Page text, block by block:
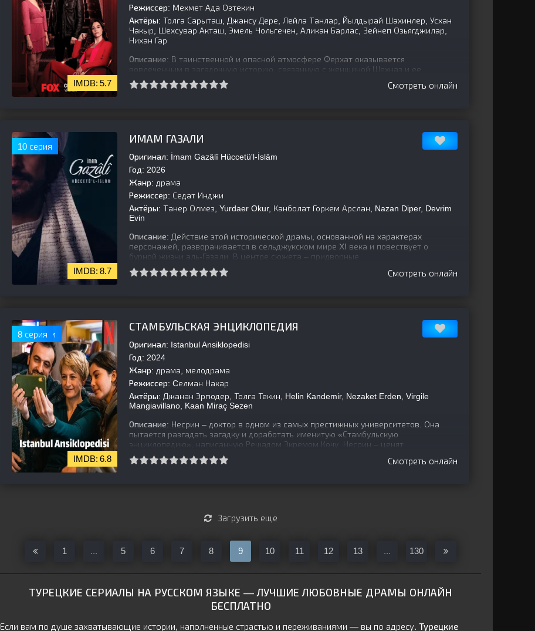
ТУРЕЦКИЕ СЕРИАЛЫ НА РУССКОМ ЯЗЫКЕ — ЛУЧШИЕ ЛЮБОВНЫЕ ДРАМЫ ОНЛАЙН
БЕСПЛАТНО
Если вам по душе захватывающие истории, наполненные страстью и переживаниями — вы по адресу. Турецкие
5.7
Режиссер: Мехмет Ада Озтекин
Актёры: Толга Сарыташ, Джансу Дере, Лейла Танлар, Йылдырай Шахинлер, Усхан
Чакыр, Шехсувар Акташ, Эмель Чольгечен, Аликан Барлас, Зейнеп Озьягджилар,
Нихан Гар
Описание: В таинственной и опасной атмосфере Ферхат оказывается
вовлеченным в загадочную историю, связанную с женщиной Шехназ и ее
маленьким сыном. За ними гонится машина, вынуждая Шехназ спрятать
Смотреть онлайн
10 серия
8.7
ИМАМ ГАЗАЛИ
Оригинал: İmam Gazâlî Hüccetü'l-İslâm
Год: 2026
Жанр: драма
Режиссер: Седат Инджи
Актёры: Танер Олмез, Yurdaer Okur, Канболат Горкем Арслан, Nazan Diper, Devrim
Evin
Описание: Действие этой исторической драмы, основанной на характерах
персонажей, разворачивается в сельджукском мире XI века и повествует о
бурной жизни аль-Газали. В центре сюжета – придворные
Смотреть онлайн
Ожидаем
8 серия
6.8
СТАМБУЛЬСКАЯ ЭНЦИКЛОПЕДИЯ
Оригинал: Istanbul Ansiklopedisi
Год: 2024
Жанр: драма, мелодрама
Режиссер: Cелман Накар
Актёры: Джанан Эргюдер, Толга Текин, Helin Kandemir, Nezaket Erden, Virgile
Mangiavillano, Kaan Miraç Sezen
Описание: Несрин – доктор в одном из самых престижных университетов. Она
пытается разгадать загадку и доработать именитую «Стамбульскую
энциклопедию», написанную Решадом Экремом Кочу. Несрин – ценят
Смотреть онлайн
Загрузить еще
1 ... 5 6 7 8 9 10 11 12 13 ... 130